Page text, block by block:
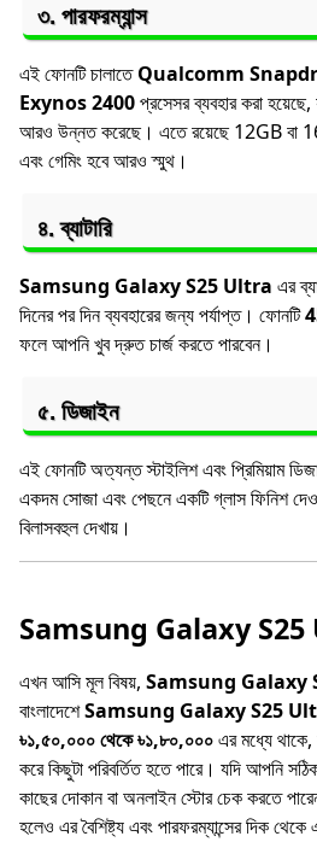
৩. পারফরম্যান্স
এই ফোনটি চালাতেQualcomm
Exynos 2400প্রসেসর ব্যবহার করা
আরও উন্নত করেছে। এতে রয়েছে 12GB বা
এবং গেমিং হবে আরও স্মুথ।
৪.ব্যাটারি
Samsung Galaxy S25 Ultra এর
দিনের পর দিন ব্যবহারের জন্য পর্যাপ্ত। ফোনটি
ফলে আপনি খুব দ্রুত চার্জ করতে পারবেন।
৫. ডিজাইন
এই ফোনটি অত্যন্ত স্টাইলিশ এবং প্রিমিয়াম
একদম সোজা এবং পেছনে একটি গ্লাস ফিনিশ
বিলাসবহুল দেখায়।
Samsung Galaxy S25
এখন আসি মূল বিষয়, Samsung Galaxy
বাংলাদেশেSamsung Galaxy S25
৳১,৫০,০০০ থেকে ৳১,৮০,০০০এর মধ্যে থাকে,
করে কিছুটা পরিবর্তিত হতে পারে। যদি আপনি
কাছের দোকান বা অনলাইন স্টোর চেক করতে
হলেও এর বৈশিষ্ট্য এবং পারফরম্যান্সের দিক থেকে